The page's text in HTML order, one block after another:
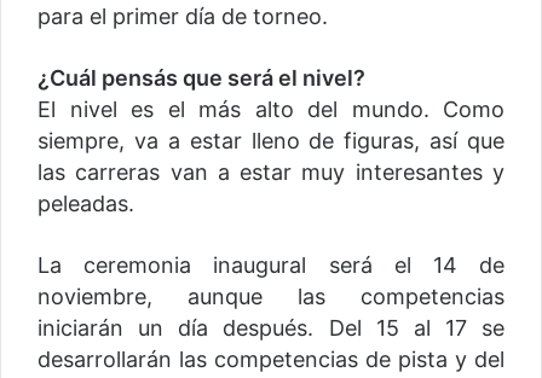
para el primer día de torneo.
¿Cuál pensás que será el nivel?
El nivel es el más alto del mundo. Como
siempre, va a estar lleno de figuras, así que
las carreras van a estar muy interesantes y
peleadas.
La ceremonia inaugural será el 14 de
noviembre, aunque las competencias
iniciarán un día después. Del 15 al 17 se
desarrollarán las competencias de pista y del